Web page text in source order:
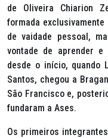
de Oliveira Chiarion
formada
de vaidade pessoal,
vontade de aprender
desde o início, quando
Santos, chegou a
São Francisco e,
fundaram a Ases.
Os primeiros